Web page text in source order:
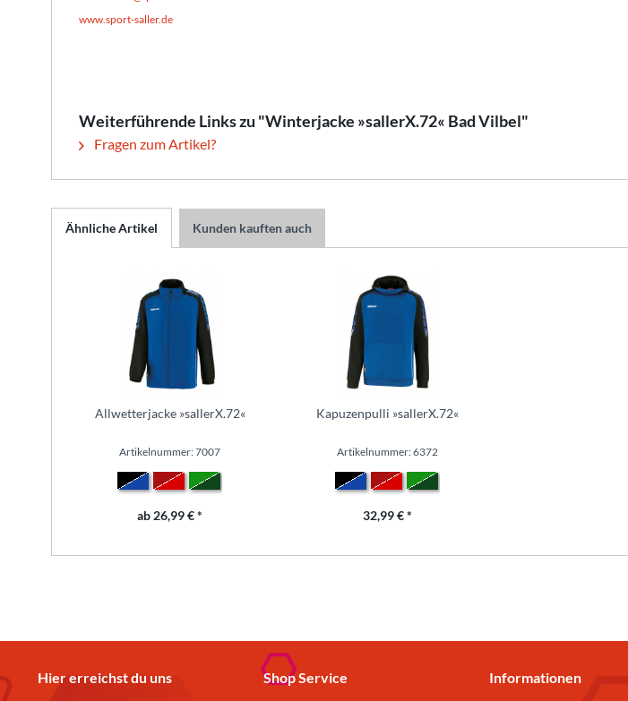
www.sport-saller.de
Weiterführende Links zu "Winterjacke »sallerX.72« Bad Vilbel"
Fragen zum Artikel?
Ähnliche Artikel Kunden kauften auch
Allwetterjacke »sallerX.72«
Artikelnummer: 7007
ab 26,99 € *
Kapuzenpulli »sallerX.72«
Artikelnummer: 6372
32,99 € *
Hier erreichst du uns
Shop Service
Informationen